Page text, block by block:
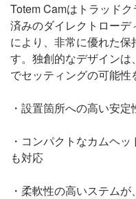
Totem Camはトラッド
済みのダイレクトロー
により、非常に優れた保
す。独創的なデザイン
でセッティングの可能性
・設置箇所への高い安定
・コンパクトなカムヘ
も対応
・柔軟性の高いステム